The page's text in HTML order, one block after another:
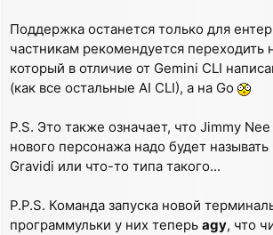
Поддержка останется только для
частникам рекомендуется переходить
который в отличие от Gemini CLI
(как все остальные AI CLI), а на Go
P.S. Это также означает, что Jimmy
нового персонажа надо будет
Gravidi или что-то типа такого...
P.P.S. Команда запуска новой
программульки у них теперь agy, что